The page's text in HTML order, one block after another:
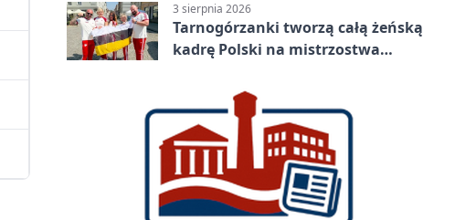
3 sierpnia 2026
Tarnogórzanki tworzą całą żeńską
kadrę Polski na mistrzostwa